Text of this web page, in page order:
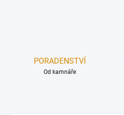
PORADENSTVÍ
Od kamnáře